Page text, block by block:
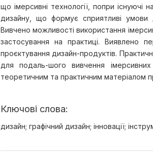
що імерсивні технології, попри існуючі
дизайну, що формує сприятливі умови
Вивчено можливості використання
застосування на практиці. Виявлено
проєктування дизайн-продуктів.
для подаль-шого вивчення
теоретичним та практичним матеріалом
Ключові слова:
дизайн; графічний дизайн; інновації;